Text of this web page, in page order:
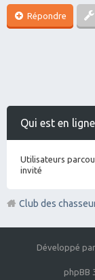
Répondre
Qui est en ligne
Utilisateurs
invité
Club des
Développé par
phpBB